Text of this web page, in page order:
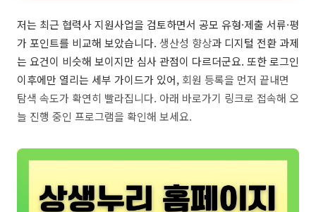
저는 최근 협력사 지원사업을 검토하면서 공모 유형·제출 서류·평
가 포인트를 비교해 보았습니다. 생산성 향상과 디지털 전환 과제
는 요건이 비슷해 보이지만 심사 관점이 다르더군요. 또한 로그인
이후에만 열리는 세부 가이드가 있어, 회원 등록을 먼저 끝내면
탐색 속도가 확연히 빨라집니다. 아래 바로가기 링크로 접속해 오
늘 진행 중인 프로그램을 확인해 보세요.